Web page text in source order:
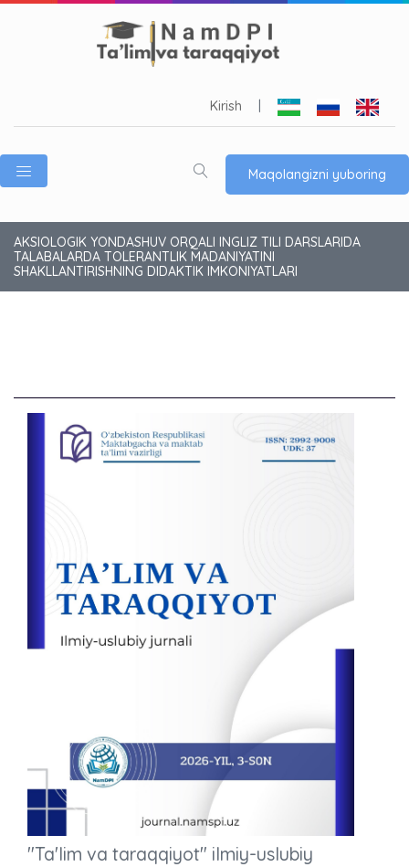
Kirish
Maqolangizni yuboring
AKSIOLOGIK YONDASHUV ORQALI INGLIZ TILI DARSLARIDA
TALABALARDA TOLERANTLIK MADANIYATINI
SHAKLLANTIRISHNING DIDAKTIK IMKONIYATLARI
"Ta'lim va taraqqiyot" ilmiy-uslubiy